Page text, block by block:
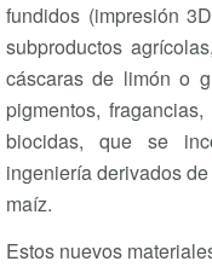
fundidos (impresión
subproductos
cáscaras de limón o
pigmentos,
biocidas, que se
ingeniería derivados
maíz.
Estos nuevos